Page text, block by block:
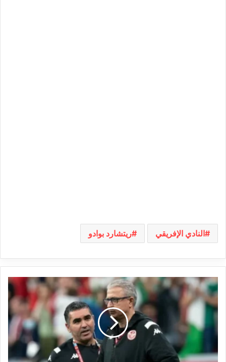
النادي الإفريقي ريتشارد بوادو
منذر
الكبيّر
أو
جلال
القادري
مرشحان
هذا